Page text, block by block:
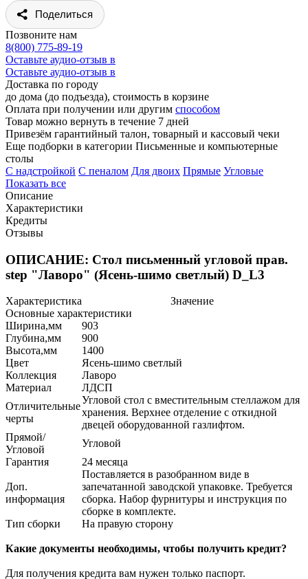
Поделиться
Позвоните нам
8(800) 775-89-19
Оставьте аудио-отзыв в
Оставьте аудио-отзыв в
Доставка по городу
до дома (до подъезда), стоимость в корзине
Оплата при получении или другим способом
Товар можно вернуть в течение 7 дней
Привезём гарантийный талон, товарный и кассовый чеки
Еще подборки в категории Письменные и компьютерные
столы
C надстройкой C пеналом Для двоих Прямые Угловые
Показать все
Описание
Характеристики
Кредиты
Отзывы
ОПИСАНИЕ: Стол письменный угловой прав.
step "Лаворо" (Ясень-шимо светлый) D_L3
Характеристика
Значение
Основные характеристики
Ширина,мм
903
Глубина,мм
900
Высота,мм
1400
Цвет
Ясень-шимо светлый
Коллекция
Лаворо
Материал
ЛДСП
Отличительные
черты
Угловой стол с вместительным стеллажом для
хранения. Верхнее отделение с откидной
двецей оборудованной газлифтом.
Прямой/
Угловой
Угловой
Гарантия
24 месяца
Доп.
информация
Поставляется в разобранном виде в
запечатанной заводской упаковке. Требуется
сборка. Набор фурнитуры и инструкция по
сборке в комплекте.
Тип сборки
На правую сторону
Какие документы необходимы, чтобы получить кредит?
Для получения кредита вам нужен только паспорт.